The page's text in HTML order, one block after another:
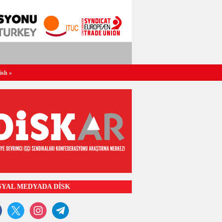
»
MEDYADA DİSK
x instagramtelegram